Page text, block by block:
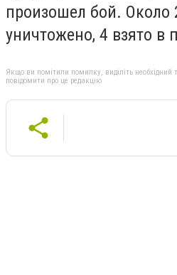
произошел бой. Около
уничтожено, 4 взято в
Якщо ви помітили помилку, виділіть необхідний
повідомити про це редакцію